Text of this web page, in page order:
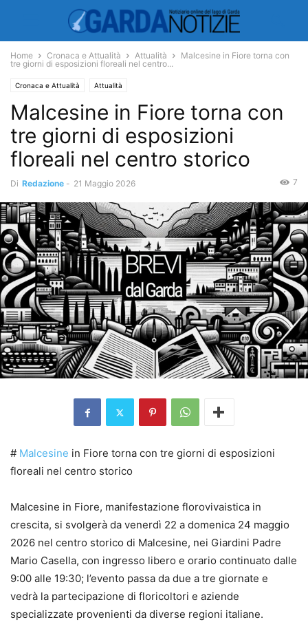
Home Cronaca e Attualità Attualità
Malcesine in Fiore torna con
tre giorni di esposizioni floreali nel centro...
Cronaca e Attualità Attualità
Malcesine in Fiore torna con
tre giorni di esposizioni
floreali nel centro storico
Di Redazione - 21 Maggio 2026 7
# Malcesine in Fiore torna con tre giorni di esposizioni
floreali nel centro storico
Malcesine in Fiore, manifestazione florovivaistica in
crescita, si svolgerà da venerdì 22 a domenica 24 maggio
2026 nel centro storico di Malcesine, nei Giardini Padre
Mario Casella, con ingresso libero e orario continuato dalle
9:00 alle 19:30; l’evento passa da due a tre giornate e
vedrà la partecipazione di floricoltori e aziende
specializzate provenienti da diverse regioni italiane.